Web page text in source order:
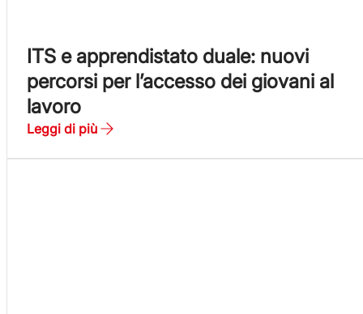
ITS e apprendistato duale: nuovi
percorsi per l’accesso dei giovani al
lavoro
Leggi di più